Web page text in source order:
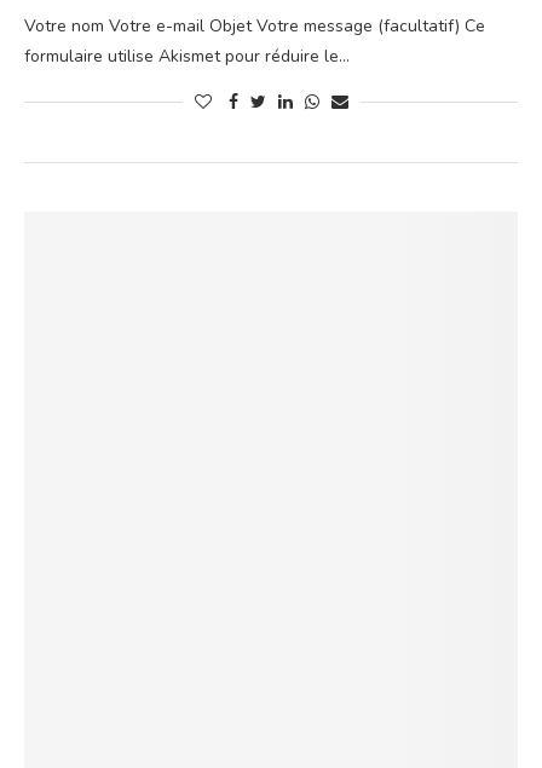
Votre nom Votre e-mail Objet Votre message (facultatif) Ce
formulaire utilise Akismet pour réduire le…